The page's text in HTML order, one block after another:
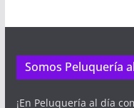
Somos Peluquería
¡En Peluquería al día